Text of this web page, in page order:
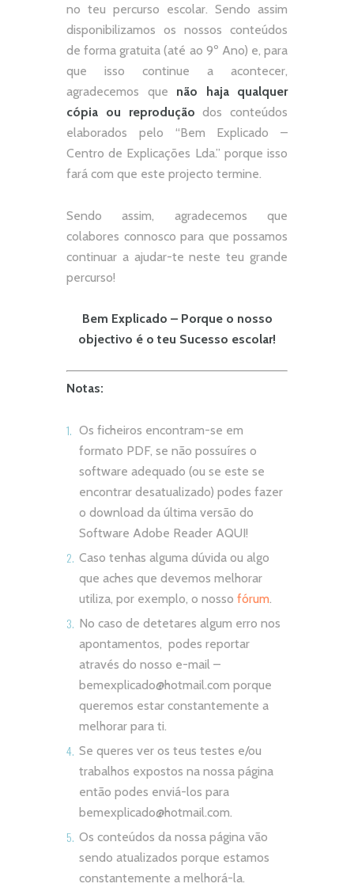
no teu percurso escolar. Sendo assim
disponibilizamos os nossos conteúdos
de forma gratuita (até ao 9º Ano) e, para
que isso continue a acontecer,
agradecemos que não
haja qualquer
cópia ou reprodução dos conteúdos
elaborados pelo “Bem Explicado –
Centro de Explicações Lda.” porque isso
fará com que este projecto termine.
Sendo assim, agradecemos que
colabores connosco para que possamos
continuar a ajudar-te neste teu grande
percurso!
Bem Explicado – Porque o nosso
objectivo é o teu Sucesso escolar!
Notas:
Os ficheiros encontram-se em
formato PDF, se não possuíres o
software adequado (ou se este se
encontrar desatualizado) podes fazer
o download da última versão do
Software Adobe Reader AQUI!
Caso tenhas alguma dúvida ou algo
que aches que devemos melhorar
utiliza, por exemplo, o nosso fórum.
No caso de detetares algum erro nos
apontamentos, podes reportar
através do nosso e-mail –
bemexplicado@hotmail.com porque
queremos estar constantemente a
melhorar para ti.
Se queres ver os teus testes e/ou
trabalhos expostos na nossa página
então podes enviá-los para
bemexplicado@hotmail.com.
Os conteúdos da nossa página vão
sendo atualizados porque estamos
constantemente a melhorá-la.